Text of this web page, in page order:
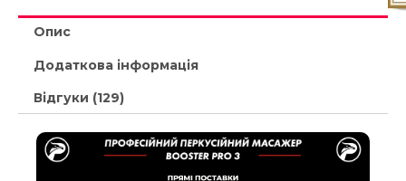
Опис
Додаткова інформація
Відгуки (129)